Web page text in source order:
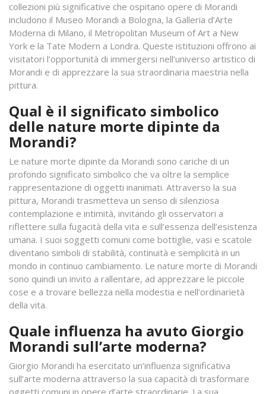
collezioni più significative che ospitano opere di Morandi
includono il Museo Morandi a Bologna, la Galleria d’Arte
Moderna di Milano, il Metropolitan Museum of Art a New
York e la Tate Modern a Londra. Queste istituzioni offrono ai
visitatori l’opportunità di immergersi nell’universo artistico di
Morandi e di apprezzare la sua straordinaria maestria nella
pittura.
Qual è il significato simbolico
delle nature morte dipinte da
Morandi?
Le nature morte dipinte da Morandi sono cariche di un
profondo significato simbolico che va oltre la semplice
rappresentazione di oggetti inanimati. Attraverso la sua
pittura, Morandi trasmetteva un senso di silenziosa
contemplazione e intimità, invitando gli osservatori a
riflettere sulla fugacità della vita e sull’essenza dell’esistenza
umana. I suoi soggetti comuni come bottiglie, vasi e scatole
diventano simboli di stabilità, continuità e semplicità in un
mondo in continuo cambiamento. Le nature morte di Morandi
sono quindi un invito a rallentare, ad apprezzare le piccole
cose e a trovare bellezza nella modestia e nell’ordinarietà
della vita.
Quale influenza ha avuto Giorgio
Morandi sull’arte moderna?
Giorgio Morandi ha esercitato un’influenza significativa
sull’arte moderna attraverso la sua capacità di trasformare
oggetti comuni in opere d’arte straordinarie. La sua